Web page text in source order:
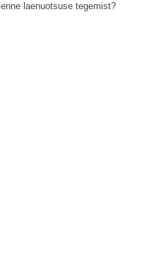
enne laenuotsuse tegemist?